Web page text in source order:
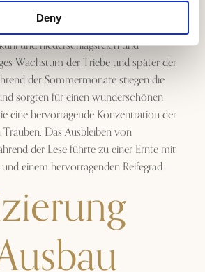
Deny
das Jahr 2023 mit einem
Austrieb Anfang April. Die Frühlingstage
und niederschlagsreich und
Wachstum der Triebe und später der
der Sommermonate stiegen die
sorgten für einen wunderschönen
eine hervorragende Konzentration der
Das Ausbleiben von
der Lese führte zu einer Ernte mit
einem hervorragenden Reifegrad.